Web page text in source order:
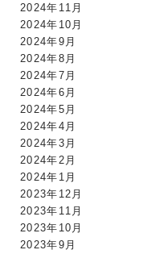
2024年11月
2024年10月
2024年9月
2024年8月
2024年7月
2024年6月
2024年5月
2024年4月
2024年3月
2024年2月
2024年1月
2023年12月
2023年11月
2023年10月
2023年9月